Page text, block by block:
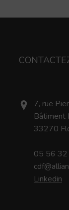
7, rue
Bâtiment
33270
05 56
Linkedin